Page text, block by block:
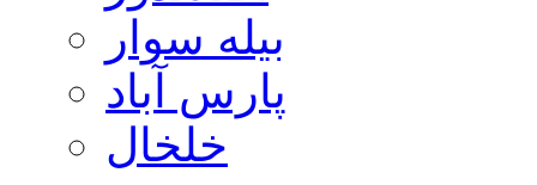
بیله سوار
پارس آباد
خلخال